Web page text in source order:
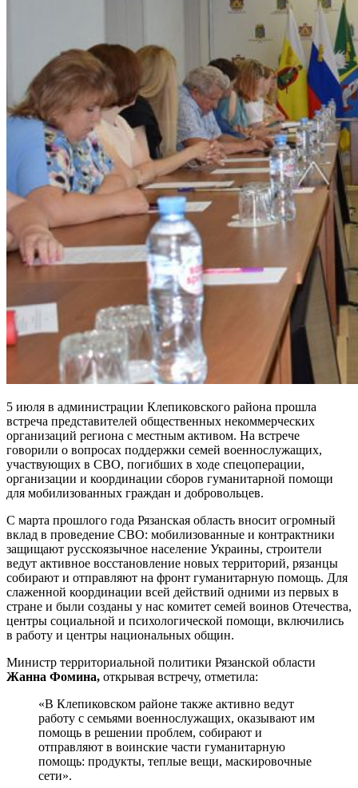
5 июля в администрации Клепиковского района прошла
встреча представителей общественных некоммерческих
организаций региона с местным активом. На встрече
говорили о вопросах поддержки семей военнослужащих,
участвующих в СВО, погибших в ходе спецоперации,
организации и координации сборов гуманитарной помощи
для мобилизованных граждан и добровольцев.
С марта прошлого года Рязанская область вносит огромный
вклад в проведение СВО: мобилизованные и контрактники
защищают русскоязычное население Украины, строители
ведут активное восстановление новых территорий, рязанцы
собирают и отправляют на фронт гуманитарную помощь. Для
слаженной координации всей действий одними из первых в
стране и были созданы у нас комитет семей воинов Отечества,
центры социальной и психологической помощи, включились
в работу и центры национальных общин.
Министр территориальной политики Рязанской области
Жанна Фомина, открывая встречу, отметила:
«В Клепиковском районе также активно ведут
работу с семьями военнослужащих, оказывают им
помощь в решении проблем, собирают и
отправляют в воинские части гуманитарную
помощь: продукты, теплые вещи, маскировочные
сети».